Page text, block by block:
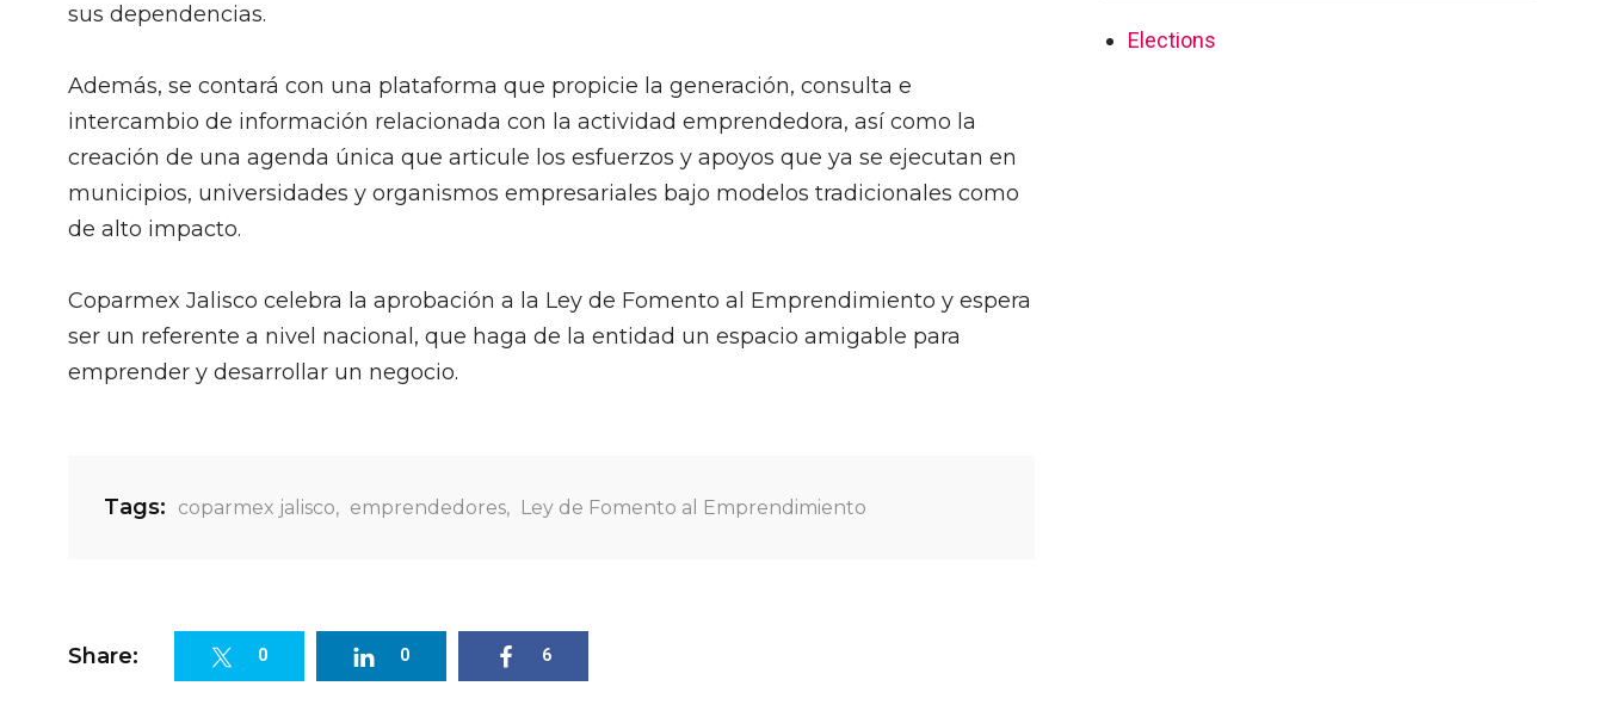
sus dependencias.
Además, se contará con una plataforma que propicie la generación, consulta e
intercambio de información relacionada con la actividad emprendedora, así como la
creación de una agenda única que articule los esfuerzos y apoyos que ya se ejecutan en
municipios, universidades y organismos empresariales bajo modelos tradicionales como
de alto impacto.
Coparmex Jalisco celebra la aprobación a la Ley de Fomento al Emprendimiento y espera
ser un referente a nivel nacional, que haga de la entidad un espacio amigable para
emprender y desarrollar un negocio.
Tags: coparmex jalisco, emprendedores, Ley de Fomento al Emprendimiento
Share: 0 0 6
Elections